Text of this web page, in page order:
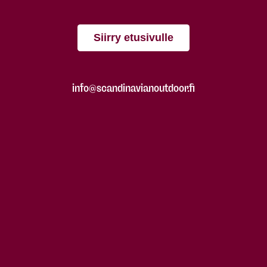
Siirry etusivulle
info@scandinavianoutdoor.fi